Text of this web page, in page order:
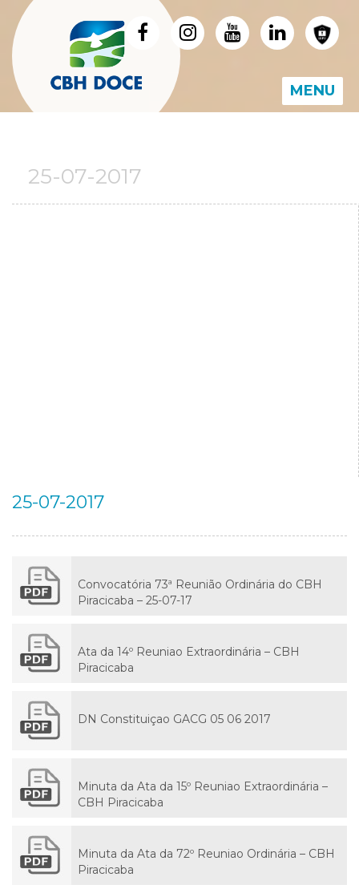
MENU
25-07-2017
25-07-2017
Convocatória 73ª Reunião Ordinária do CBH
Piracicaba – 25-07-17
Ata da 14º Reuniao Extraordinária – CBH
Piracicaba
DN Constituiçao GACG 05 06 2017
Minuta da Ata da 15º Reuniao Extraordinária –
CBH Piracicaba
Minuta da Ata da 72º Reuniao Ordinária – CBH
Piracicaba